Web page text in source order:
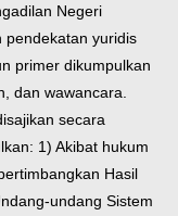
Negeri
pendekatan yuridis
primer dikumpulkan
dan wawancara.
secara
1) Akibat hukum
Hasil
undang Sistem